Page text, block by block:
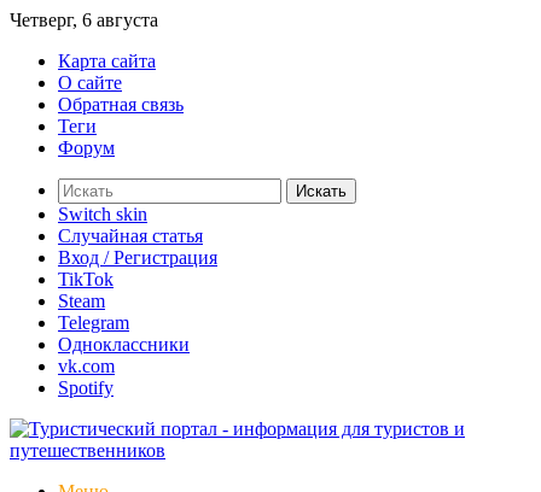
Четверг, 6 августа
Карта сайта
О сайте
Обратная связь
Теги
Форум
Искать
Switch skin
Случайная статья
Вход / Регистрация
TikTok
Steam
Telegram
Одноклассники
vk.com
Spotify